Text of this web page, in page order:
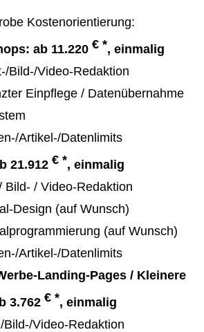
Kostenorientierung:
ab 11.220 € *, einmalig
Bild-/Video-Redaktion
Einpflege / Datenübernahme
Artikel-/Datenlimits
21.912 € *, einmalig
Bild- / Video-Redaktion
Design (auf Wunsch)
(auf Wunsch)
Artikel-/Datenlimits
Landing-Pages / Kleinere
3.762 € *, einmalig
Bild-/Video-Redaktion